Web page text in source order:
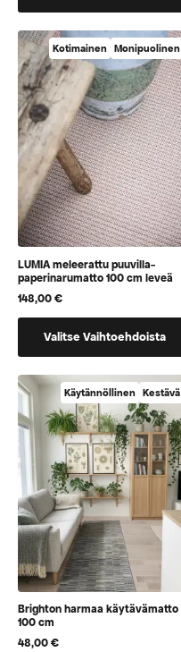
useampi
muunnelma.
Voit
tehdä
valinnat
tuotteen
sivulla.
Kotimainen Monipuolinen
LUMIA meleerattu puuvilla-
paperinarumatto 100 cm leveä
148,00€
Valitse Vaihtoehdoista
vaihtoehtoja,
jotka
voidaan
valita
tuotteen
sivulla
Käytännöllinen Kestävä
Brighton harmaa käytävämatto
100 cm
48,00€